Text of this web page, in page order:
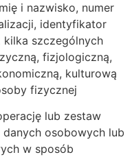
i nazwisko, numer
identyfikator
szczególnych
fizjologiczną,
kulturową
fizycznej
lub zestaw
osobowych lub
w sposób